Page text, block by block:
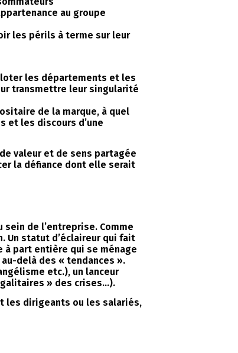
au groupe
les périls à terme sur leur
les départements et les
transmettre leur singularité
de la marque, à quel
et les discours d’une
valeur et de sens partagée
la défiance dont elle serait
de l’entreprise. Comme
Un statut d’éclaireur qui fait
à part entière qui se ménage
delà des « tendances ».
etc.), un lanceur
» des crises…).
les dirigeants ou les salariés,